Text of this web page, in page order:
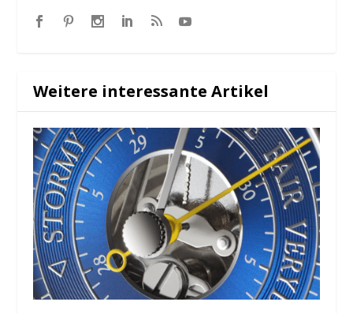
Weitere interessante Artikel